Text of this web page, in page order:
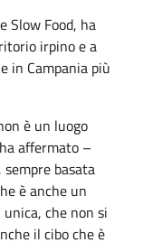
Slow Food, ha
irpino e a
in Campania più
è un luogo
affermato –
basata
è anche un
che non si
il cibo che è